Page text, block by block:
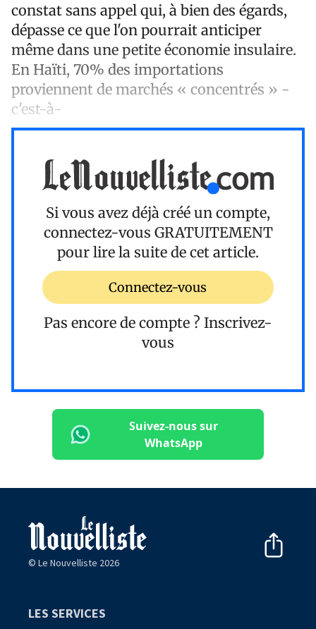
constat sans appel qui, à bien des égards,
dépasse ce que l'on pourrait anticiper
même dans une petite économie insulaire.
En Haïti, 70% des importations
proviennent de marchés « concentrés » -
c'est-à-
Si vous avez déjà créé un compte,
connectez-vous GRATUITEMENT
pour lire la suite de cet article.
Connectez-vous
Pas encore de compte ? Inscrivez-
vous
Suivez-nous sur
WhatsApp
© Le Nouvelliste 2026
LES SERVICES